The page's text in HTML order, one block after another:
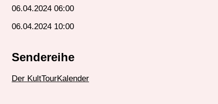
06.04.2024 06:00
06.04.2024 10:00
Sendereihe
Der KultTourKalender